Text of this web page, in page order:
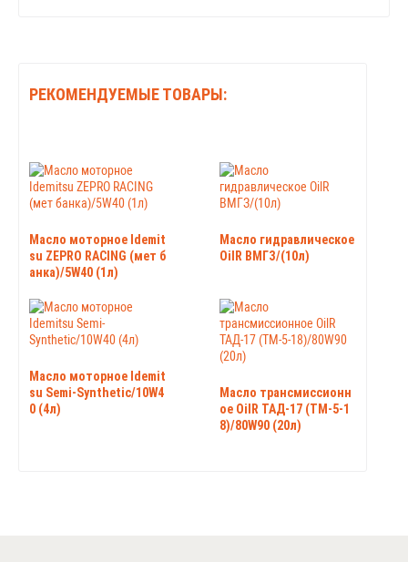
РЕКОМЕНДУЕМЫЕ ТОВАРЫ:
Масло моторное Idemit
su ZEPRO RACING (мет б
анка)/5W40 (1л)
Масло гидравлическое
OilR ВМГЗ/(10л)
Масло моторное Idemit
su Semi-Synthetic/10W4
0 (4л)
Масло трансмиссионн
ое OilR ТАД-17 (ТМ-5-1
8)/80W90 (20л)